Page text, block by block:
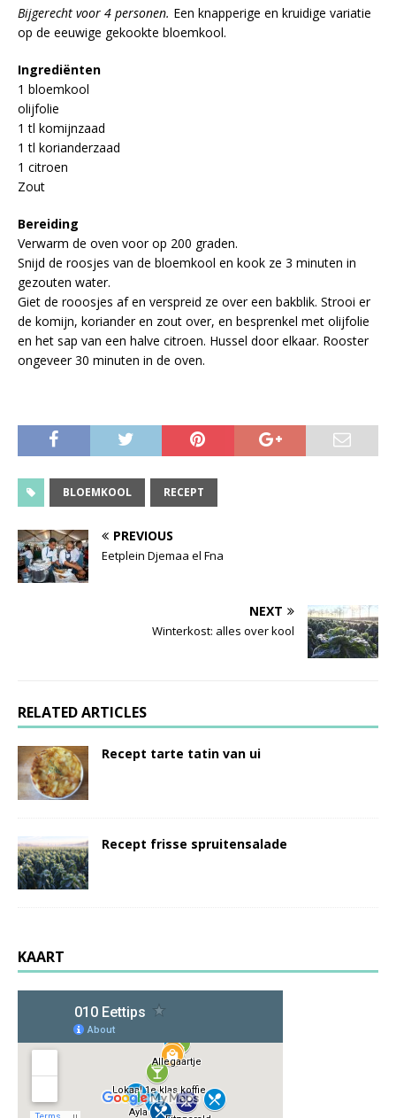
Bijgerecht voor 4 personen. Een knapperige en kruidige variatie
op de eeuwige gekookte bloemkool.
Ingrediënten
1 bloemkool
olijfolie
1 tl komijnzaad
1 tl korianderzaad
1 citroen
Zout
Bereiding
Verwarm de oven voor op 200 graden.
Snijd de roosjes van de bloemkool en kook ze 3 minuten in
gezouten water.
Giet de rooosjes af en verspreid ze over een bakblik. Strooi er
de komijn, koriander en zout over, en besprenkel met olijfolie
en het sap van een halve citroen. Hussel door elkaar. Rooster
ongeveer 30 minuten in de oven.
BLOEMKOOL RECEPT
PREVIOUS
Eetplein Djemaa el Fna
NEXT
Winterkost: alles over kool
RELATED ARTICLES
Recept tarte tatin van ui
Recept frisse spruitensalade
KAART